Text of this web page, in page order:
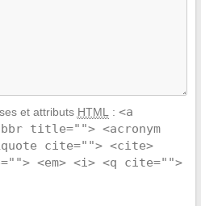
et attributs HTML : <a
title=""> <acronym
cite=""> <cite>
<em> <i> <q cite="">